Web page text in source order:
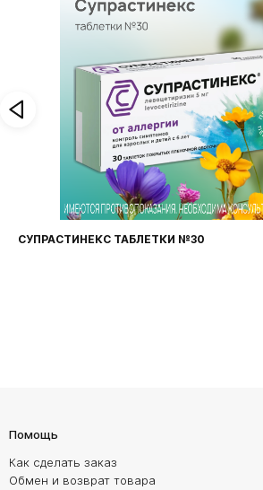
№30
Помощь
Как сделать заказ
Обмен и возврат товара